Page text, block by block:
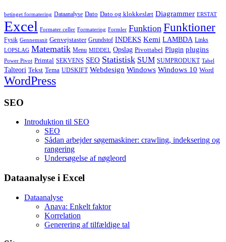
betinget formatering Dataanalyse Dato Dato og klokkeslæt Diagrammer ERSTAT
Excel Formater celler Formatering Formler Funktion Funktioner
Fysik Gennemsnit Genvejstaster Grundstof INDEKS Kemi LAMBDA Links
LOPSLAG Matematik Menu MIDDEL Opslag Pivottabel Plugin plugins
Power Pivot Primtal SEKVENS SEO Statistisk SUM SUMPRODUKT Tabel
Talteori Tekst Tema UDSKIFT Webdesign Windows Windows 10 Word
WordPress
SEO
Introduktion til SEO
SEO
Sådan arbejder søgemaskiner: crawling, indeksering og
rangering
Undersøgelse af nøgleord
Dataanalyse i Excel
Dataanalyse
Anava: Enkelt faktor
Korrelation
Generering af tilfældige tal